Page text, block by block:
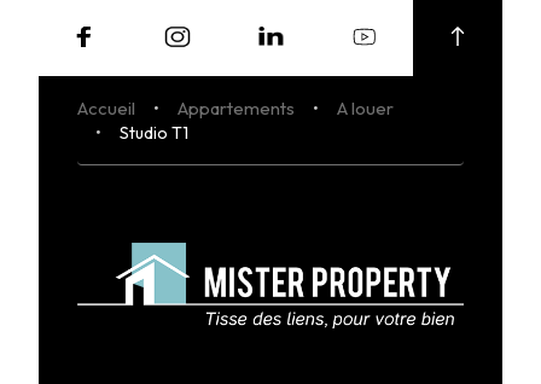
Accueil Appartements A louer
Studio T1